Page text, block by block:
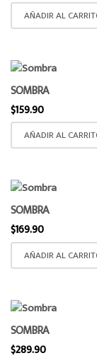
AÑADIR AL
SOMBRA
$159.90
AÑADIR AL
SOMBRA
$169.90
AÑADIR AL
SOMBRA
$289.90